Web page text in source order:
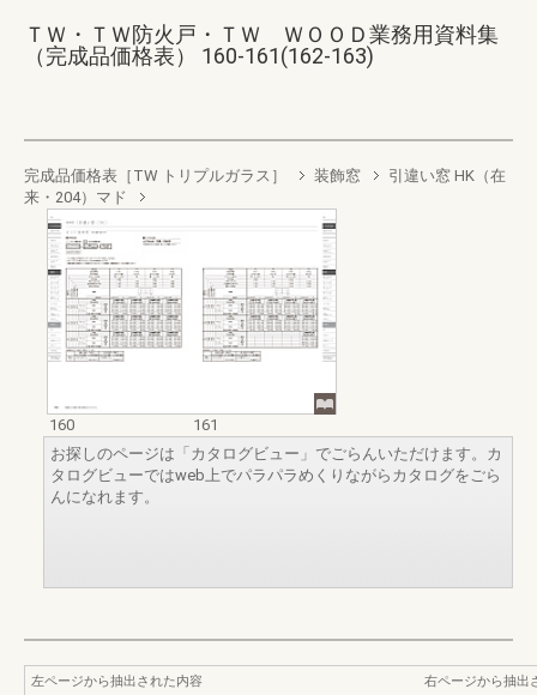
ＴＷ・ＴＷ防火戸・ＴＷ ＷＯＯＤ業務用資料集
（完成品価格表） 160-161(162-163)
完成品価格表［TW トリプルガラス］ 装飾窓
引違い窓 HK（在
来・204）マド
160
161
お探しのページは「カタログビュー」でごらんいただけます。カ
タログビューではweb上でパラパラめくりながらカタログをごら
んになれます。
左ページから抽出された内容
右ページから抽出